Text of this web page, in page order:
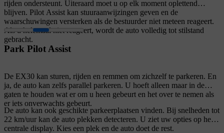
rijden ondersteunt. Uiteraard moet u op elk moment oplettend
blijven. Pilot Assist kan stuuraanwijzingen geven en de
waarschuwingen versterken als de bestuurder niet meteen reageert.
Als u helemaal niet reageert, wordt de auto volledig tot stilstand
gebracht.
Park Pilot Assist
De EX30 kan sturen, rijden en remmen om zichzelf te parkeren. En
ja, de auto kan zelfs parallel parkeren. U hoeft alleen maar in de
gaten te houden wat er om u heen gebeurt en het over te nemen als
er iets onverwachts gebeurt.
De auto kan ook geschikte parkeerplaatsen vinden. Bij snelheden tot
22 km/uur kan de auto plekken detecteren. U ziet uw opties op het
centrale display. Kies een plek en de auto doet de rest.